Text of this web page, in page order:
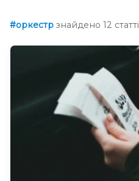
#оркестр знайдено 12 статті